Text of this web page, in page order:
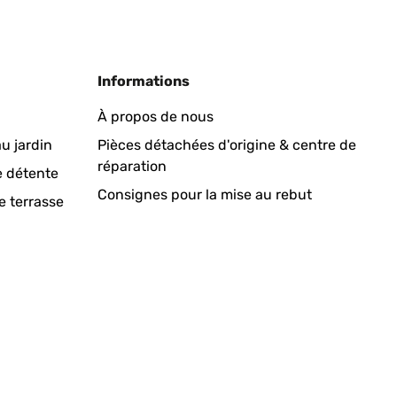
die Katzen sie nicht runter geschubst. Die
aus. Habe ihn in Verwendung für eine große
jardin
détente
terrasse
Informations
À propos de nous
Pièces détachées d'origine & centre de
réparation
Consignes pour la mise au rebut